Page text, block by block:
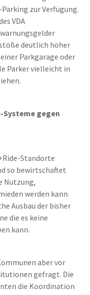
zur Verfügung.
VDA
deutlich höher
Parkgarage oder
Parker vielleicht in
Systeme gegen
Standorte
so bewirtschaftet
Nutzung,
werden kann.
Ausbau der bisher
die es keine
kann.
aber vor
gefragt. Die
die Koordination